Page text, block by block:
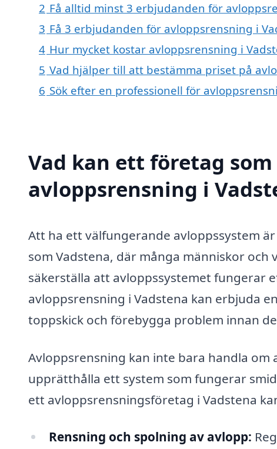
2 Få alltid minst 3 erbjudanden för
3 Få 3 erbjudanden för avloppsrensning i
4 Hur mycket kostar avloppsrensning i
5 Vad hjälper till att bestämma priset på
6 Sök efter en professionell för
Vad kan ett företag
avloppsrensning i
Att ha ett välfungerande avloppssystem
som Vadstena, där många människor
säkerställa att avloppssystemet fungerar
avloppsrensning i Vadstena kan erbjuda
toppskick och förebygga problem innan
Avloppsrensning kan inte bara handla
upprätthålla ett system som fungerar
ett avloppsrensningsföretag i Vadstena
Rensning och spolning av avlopp: